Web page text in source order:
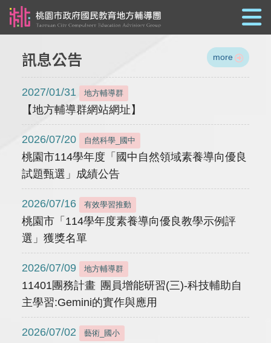
訊息公告 more
2027/01/31 地方輔導群
【地方輔導群網站網址】
2026/07/20 自然科學_國中
桃園市114學年度「國中自然領域素養導向優良
試題甄選」成績公告
2026/07/16 有效學習推動
桃園市「114學年度素養導向優良教學示例評
選」獲獎名單
2026/07/09 地方輔導群
11401團務計畫 團員增能研習(三)-科技輔助自
主學習:Gemini的實作與應用
2026/07/02 藝術_國小